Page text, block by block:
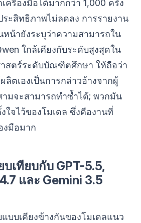
ครื่องมือได้มากกว่า 1,000 ครั้ง
ระสิทธิภาพไม่ลดลง การรายงาน
หน้ายังระบุว่าความสามารถใน
ใกล้เคียงกับระดับสูงสุดใน
สตร์ระดับบัณฑิตศึกษา ให้ถือว่า
ลิตเองเป็นการกล่าวอ้างจากผู้
มจะสามารถทำซ้ำได้; พวกมัน
ใจไว้ของโมเดล ซึ่งคืองานที่
งมือมาก
บเทียบกับ GPT-5.5,
และ Gemini 3.5
บบเคียงข้างกันของโมเดลแนว